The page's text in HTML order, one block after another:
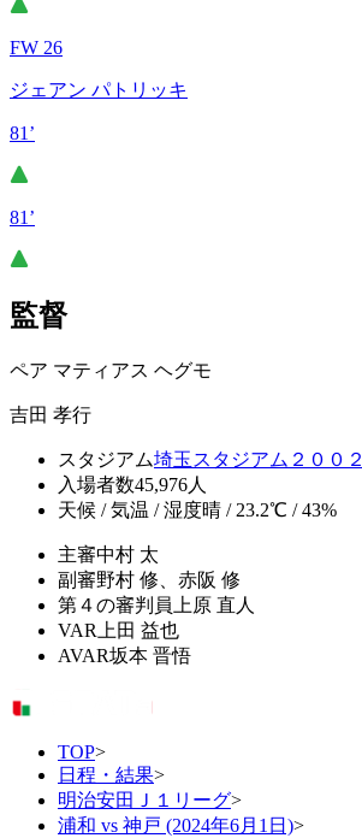
FW 26
ジェアン パトリッキ
81’
81’
監督
ペア マティアス ヘグモ
吉田 孝行
スタジアム埼玉スタジアム２００２
入場者数45,976人
天候 / 気温 / 湿度晴 / 23.2℃ / 43%
主審中村 太
副審野村 修、赤阪 修
第４の審判員 上原 直人
VAR 上田 益也
AVAR坂本 晋悟
TOP>
日程・結果>
明治安田Ｊ１リーグ>
浦和 vs 神戸 (2024年6月1日)>